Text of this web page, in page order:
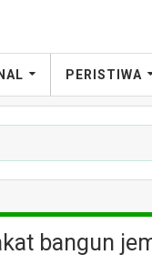
PERISTIWA
Selamatkan
bangun